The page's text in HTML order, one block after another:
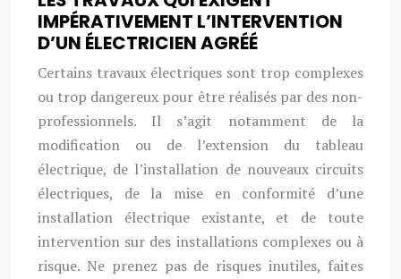
IMPÉRATIVEMENT L’INTERVENTION
D’UN ÉLECTRICIEN AGRÉÉ
Certains travaux électriques sont trop complexes
ou trop dangereux pour être réalisés par des non-
professionnels. Il s’agit notamment de la
modification ou de l’extension du tableau
électrique, de l’installation de nouveaux circuits
électriques, de la mise en conformité d’une
installation électrique existante, et de toute
intervention sur des installations complexes ou à
risque. Ne prenez pas de risques inutiles, faites